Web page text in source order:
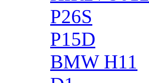
P26S
P15D
BMW H11